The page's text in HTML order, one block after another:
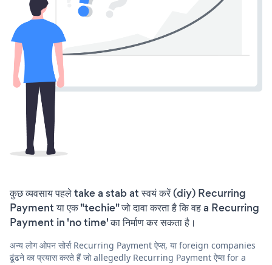
कुछ व्यवसाय पहले take a stab at स्वयं करें (diy) Recurring
Payment या एक "techie" जो दावा करता है कि वह a Recurring
Payment in 'no time' का निर्माण कर सकता है।
अन्य लोग ओपन सोर्स Recurring Payment ऐप्स, या foreign companies
ढूंढने का प्रयास करते हैं जो allegedly Recurring Payment ऐप्स for a